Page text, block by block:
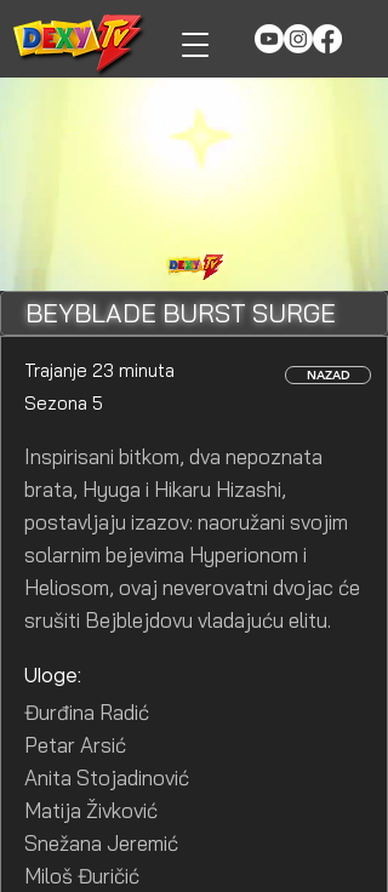
BEYBLADE BURST SURGE
Trajanje 23 minuta NAZAD
Sezona 5
Inspirisani bitkom, dva nepoznata
brata, Hyuga i Hikaru Hizashi,
postavljaju izazov: naoružani svojim
solarnim bejevima Hyperionom i
Heliosom, ovaj neverovatni dvojac će
srušiti Bejblejdovu vladajuću elitu.
Uloge:
Đurđina Radić
Petar Arsić
Anita Stojadinović
Matija Živković
Snežana Jeremić
Miloš Đuričić